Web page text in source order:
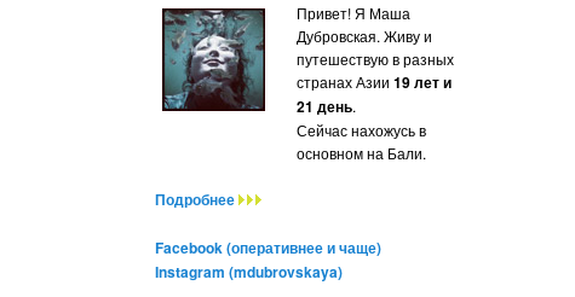
Привет! Я Маша
Дубровская. Живу и
путешествую в разных
странах Азии 19 лет и
21 день.
Сейчас нахожусь в
основном на Бали.
Подробнее
Facebook (оперативнее и чаще)
Instagram (mdubrovskaya)